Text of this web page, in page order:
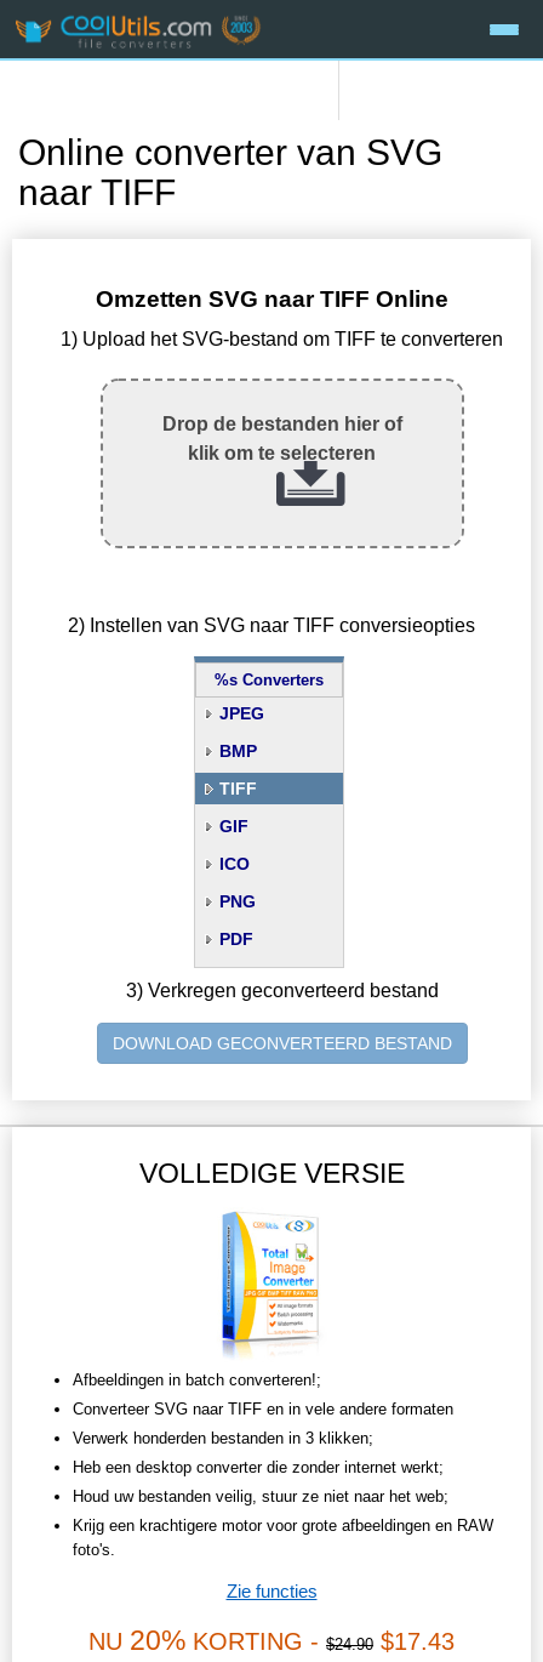
Online converter van SVG
naar TIFF
Omzetten SVG naar TIFF Online
1) Upload het SVG-bestand om TIFF te converteren
Drop de bestanden hier of
klik om te selecteren
2) Instellen van SVG naar TIFF conversieopties
%s Converters
JPEG
BMP
TIFF
GIF
ICO
PNG
PDF
3) Verkregen geconverteerd bestand
DOWNLOAD GECONVERTEERD BESTAND
VOLLEDIGE VERSIE
Afbeeldingen in batch converteren!;
Converteer SVG naar TIFF en in vele andere formaten
Verwerk honderden bestanden in 3 klikken;
Heb een desktop converter die zonder internet werkt;
Houd uw bestanden veilig, stuur ze niet naar het web;
Krijg een krachtigere motor voor grote afbeeldingen en RAW
foto's.
Zie functies
NU 20% KORTING - $24.90 $17.43